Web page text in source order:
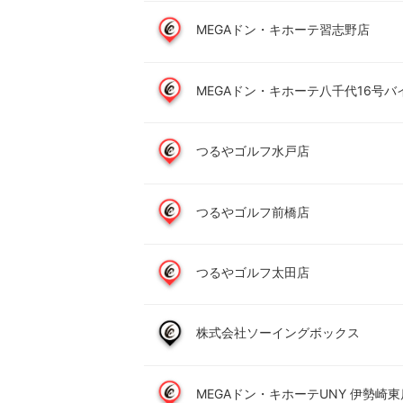
MEGAドン・キホーテ習志野店
MEGAドン・キホーテ八千代16号バ
つるやゴルフ水戸店
つるやゴルフ前橋店
つるやゴルフ太田店
株式会社ソーイングボックス
MEGAドン・キホーテUNY 伊勢崎東